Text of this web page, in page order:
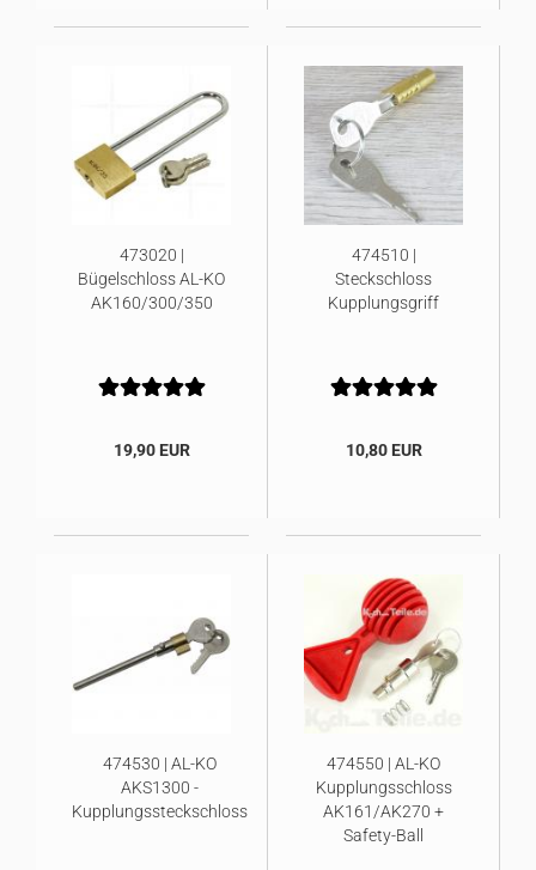
473020 |
Bügelschloss AL-KO
AK160/300/350
19,90 EUR
474510 |
Steckschloss
Kupplungsgriff
10,80 EUR
474530 | AL-KO
AKS1300 -
Kupplungssteckschloss
474550 | AL-KO
Kupplungsschloss
AK161/AK270 +
Safety-Ball